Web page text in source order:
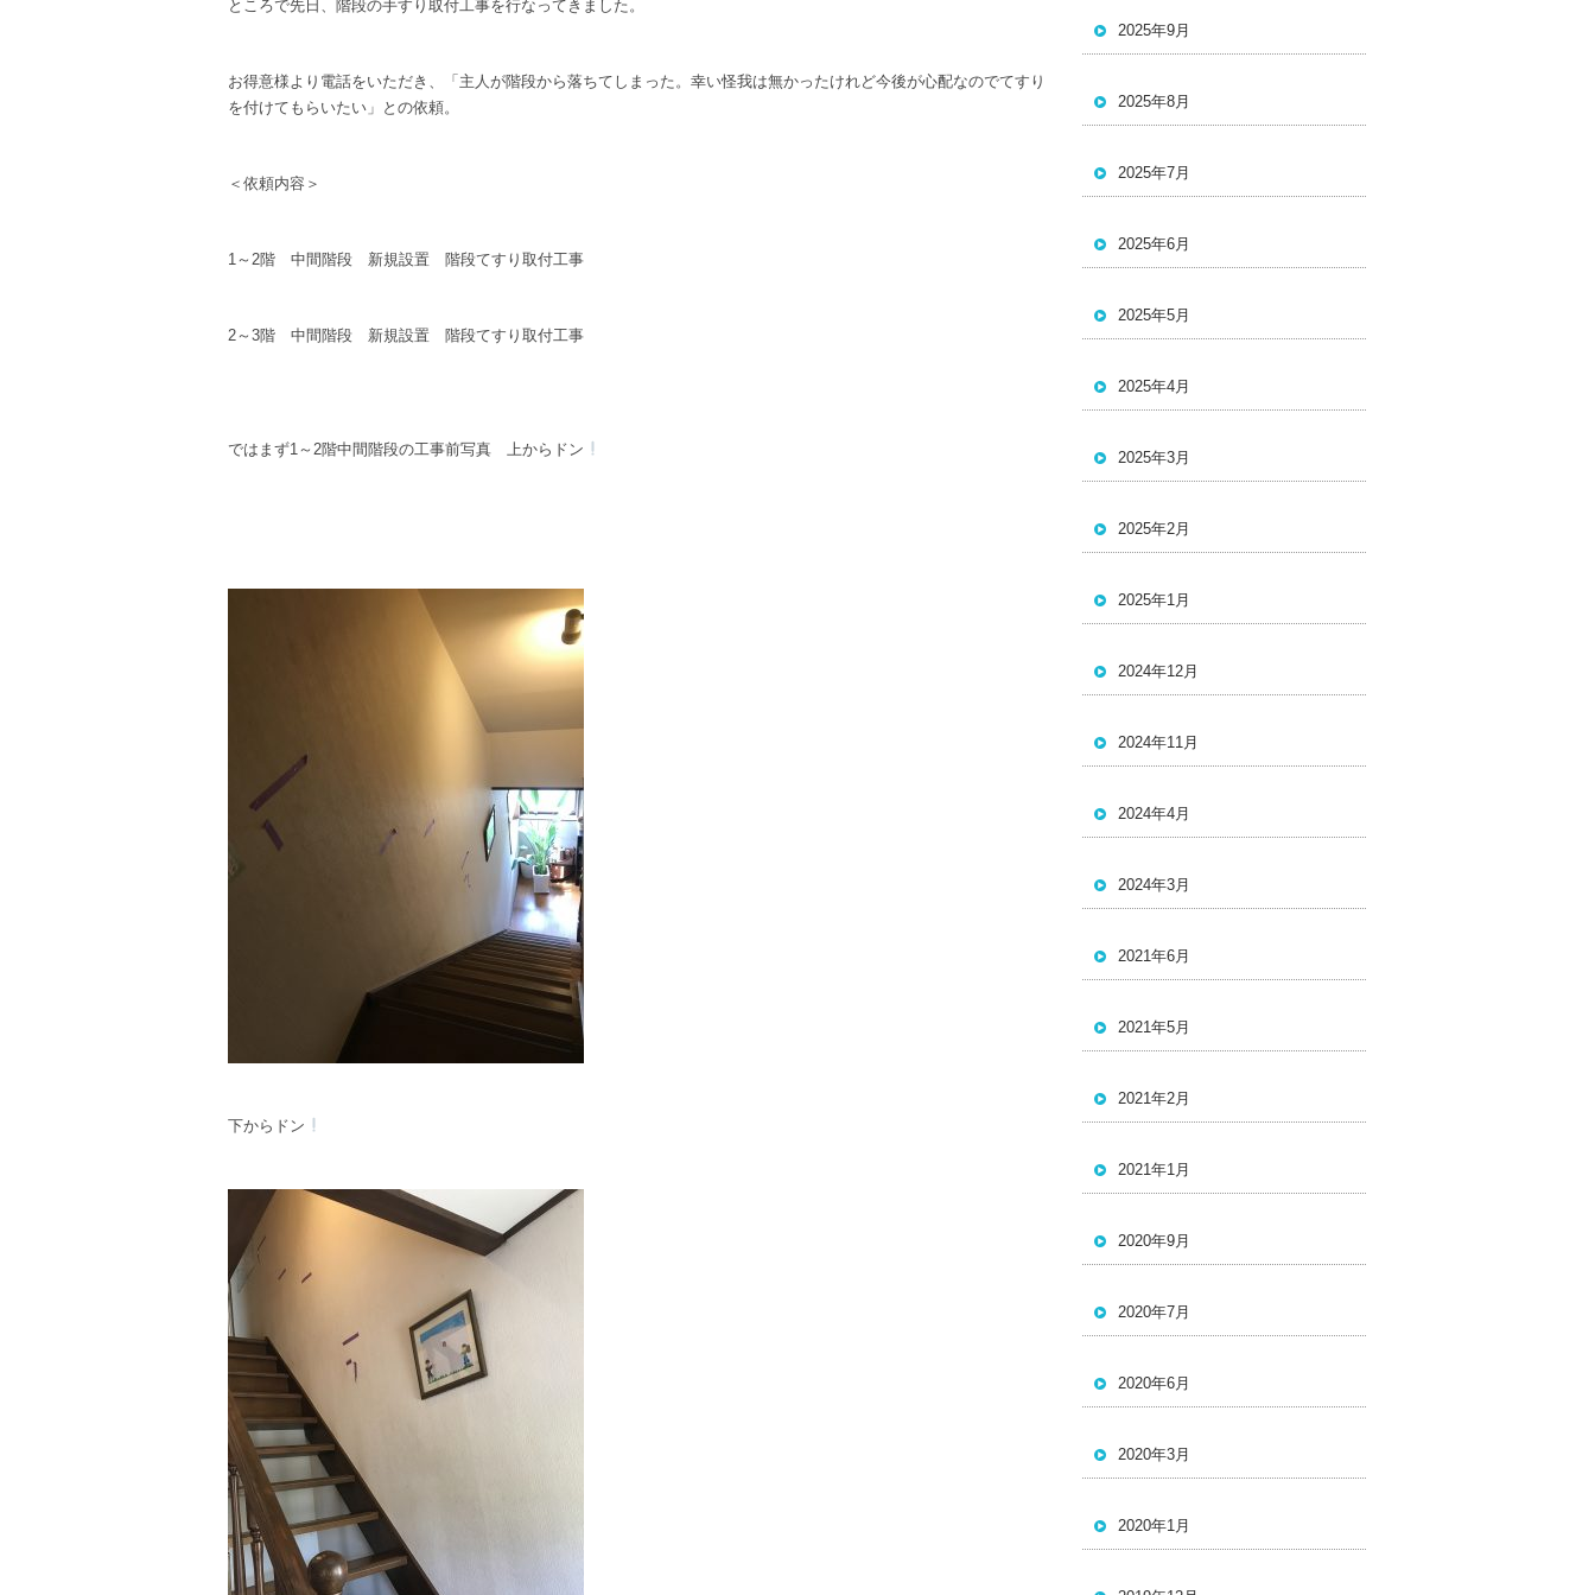
ところで先日、階段の手すり取付工事を行なってきました。
お得意様より電話をいただき、「主人が階段から落ちてしまった。幸い怪我は無かったけれど今後が心配なのでてすり
を付けてもらいたい」との依頼。
＜依頼内容＞
1～2階 中間階段 新規設置 階段てすり取付工事
2～3階 中間階段 新規設置 階段てすり取付工事
ではまず1～2階中間階段の工事前写真 上からドン
下からドン
2025年9月
2025年8月
2025年7月
2025年6月
2025年5月
2025年4月
2025年3月
2025年2月
2025年1月
2024年12月
2024年11月
2024年4月
2024年3月
2021年6月
2021年5月
2021年2月
2021年1月
2020年9月
2020年7月
2020年6月
2020年3月
2020年1月